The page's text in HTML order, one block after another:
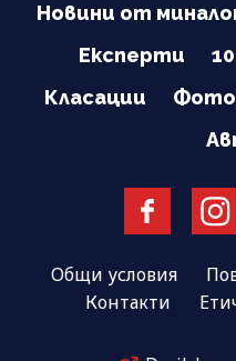
Новини от
Експерти
Класации
Фото
Общи условия
Контакти